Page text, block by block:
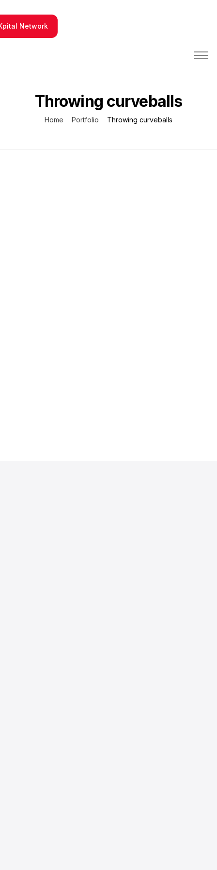
Network
Fabrica de Software
Conócenos
Throwing curveballs
Home Portfolio Throwing curveballs